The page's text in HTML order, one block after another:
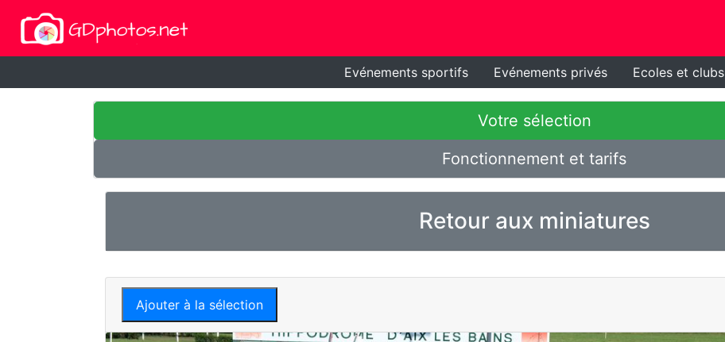
Evénements sportifs Evénements privés Ecoles et clubs
Votre sélection
Fonctionnement et tarifs
Retour aux miniatures
Ajouter à la sélection